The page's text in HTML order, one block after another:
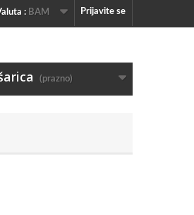
Prijavite se
: BAM
(prazno)